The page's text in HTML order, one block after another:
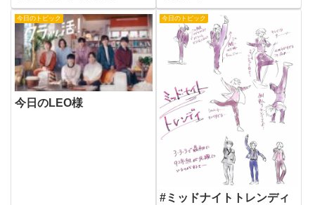
今日のトピック
今日のLEO様
今日のトピック
#ミッドナイトトレンディ